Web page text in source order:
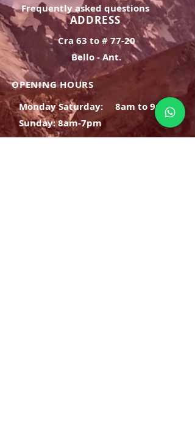
Frequently asked questions
ADDRESS
Cra 63 to # 77-20
Bello - Ant.
OPENING HOURS
Monday Saturday:
8am to 9pm
Sunday: 8am-7pm